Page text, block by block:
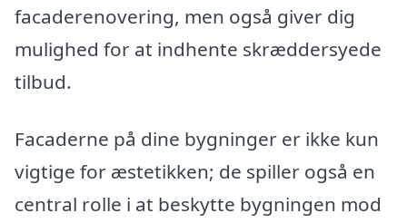
facaderenovering, men også giver dig
mulighed for at indhente skræddersyede
tilbud.
Facaderne på dine bygninger er ikke kun
vigtige for æstetikken; de spiller også en
central rolle i at beskytte bygningen mod